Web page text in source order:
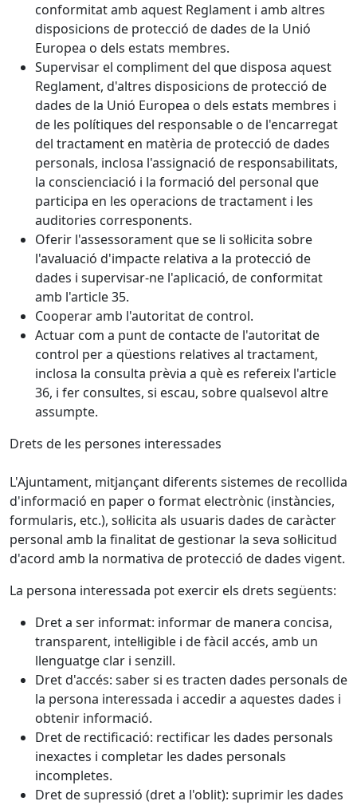
conformitat amb aquest Reglament i amb altres
disposicions de protecció de dades de la Unió
Europea o dels estats membres.
Supervisar el compliment del que disposa aquest
Reglament, d'altres disposicions de protecció de
dades de la Unió Europea o dels estats membres i
de les polítiques del responsable o de l'encarregat
del tractament en matèria de protecció de dades
personals, inclosa l'assignació de responsabilitats,
la conscienciació i la formació del personal que
participa en les operacions de tractament i les
auditories corresponents.
Oferir l'assessorament que se li sol·licita sobre
l'avaluació d'impacte relativa a la protecció de
dades i supervisar-ne l'aplicació, de conformitat
amb l'article 35.
Cooperar amb l'autoritat de control.
Actuar com a punt de contacte de l'autoritat de
control per a qüestions relatives al tractament,
inclosa la consulta prèvia a què es refereix l'article
36, i fer consultes, si escau, sobre qualsevol altre
assumpte.
Drets de les persones interessades
L'Ajuntament, mitjançant diferents sistemes de recollida
d'informació en paper o format electrònic (instàncies,
formularis, etc.), sol·licita als usuaris dades de caràcter
personal amb la finalitat de gestionar la seva sol·licitud
d'acord amb la normativa de protecció de dades vigent.
La persona interessada pot exercir els drets següents:
Dret a ser informat: informar de manera concisa,
transparent, intel·ligible i de fàcil accés, amb un
llenguatge clar i senzill.
Dret d'accés: saber si es tracten dades personals de
la persona interessada i accedir a aquestes dades i
obtenir informació.
Dret de rectificació: rectificar les dades personals
inexactes i completar les dades personals
incompletes.
Dret de supressió (dret a l'oblit): suprimir les dades